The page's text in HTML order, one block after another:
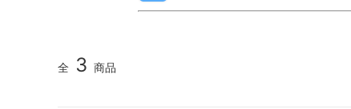
全 3 商品